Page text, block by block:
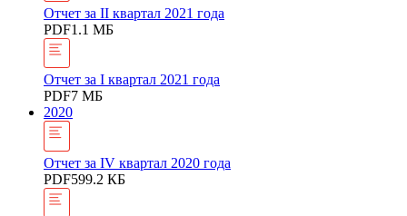
Отчет за II квартал 2021 года
PDF1.1 МБ
Отчет за I квартал 2021 года
PDF7 МБ
2020
Отчет за IV квартал 2020 года
PDF599.2 КБ